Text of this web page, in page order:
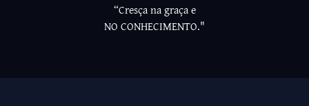
“Cresça na graça e
NO CONHECIMENTO."